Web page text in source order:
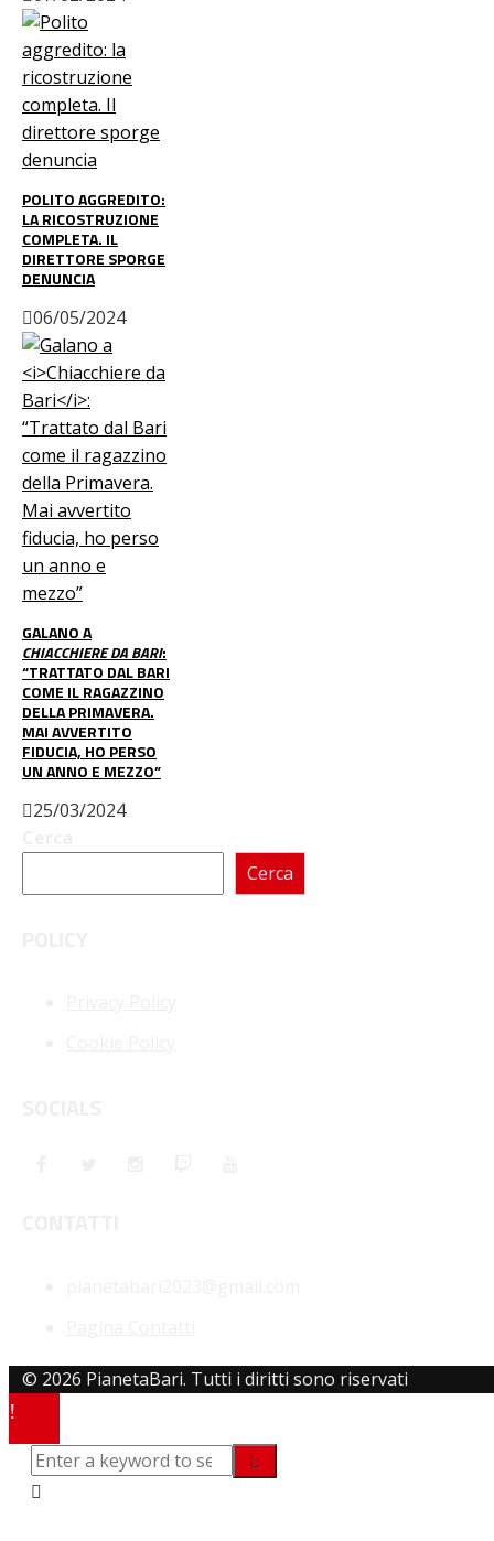
POLITO AGGREDITO:
LA RICOSTRUZIONE
COMPLETA. IL
DIRETTORE SPORGE
DENUNCIA
06/05/2024
GALANO A
CHIACCHIERE DA BARI:
“TRATTATO DAL BARI
COME IL RAGAZZINO
DELLA PRIMAVERA.
MAI AVVERTITO
FIDUCIA, HO PERSO
UN ANNO E MEZZO”
25/03/2024
Cerca
© 2026 PianetaBari. Tutti i diritti sono riservati